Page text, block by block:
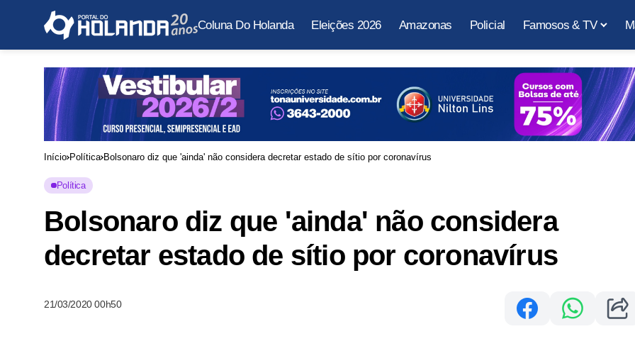
Coluna Do Holanda Eleições 2026 Amazonas Policial Famosos & TV
Início Política Bolsonaro diz que 'ainda' não considera decretar estado de sítio por coronavírus
Política
Bolsonaro diz que 'ainda' não considera
decretar estado de sítio por coronavírus
21/03/2020 00h50